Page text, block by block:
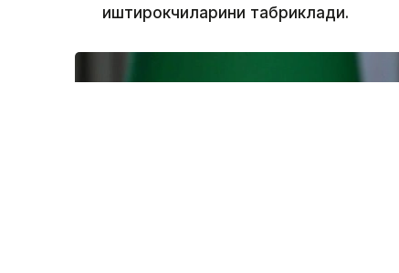
иштирокчиларини табриклади.